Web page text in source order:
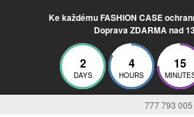
Ke každému FASHION CASE
Doprava ZDARMA nad
2
DAYS
4
HOURS
15
777 793 005